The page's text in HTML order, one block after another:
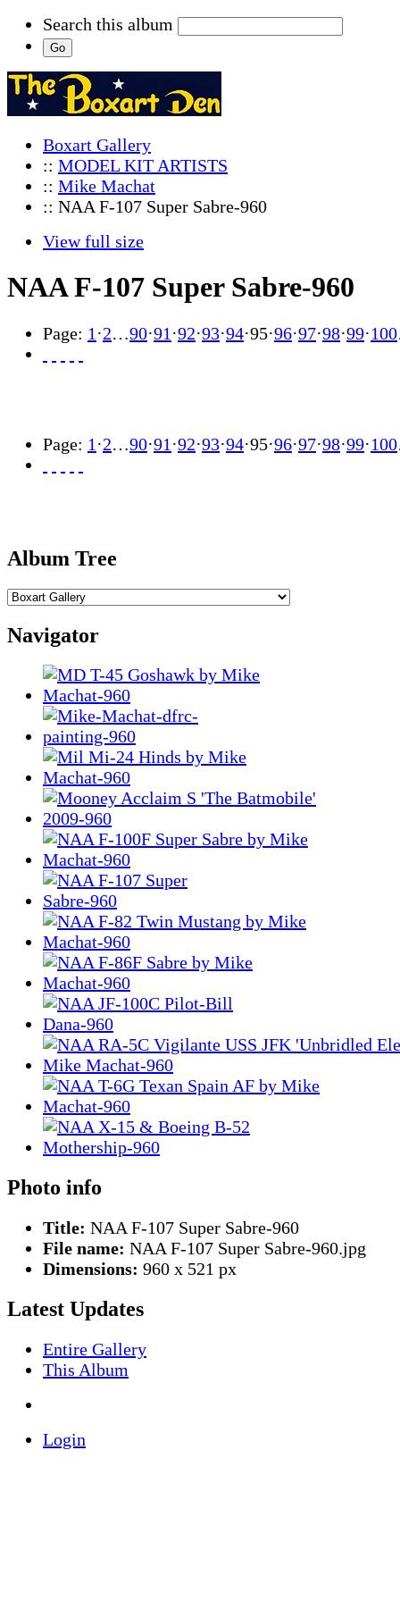
Search this album
Boxart Gallery
:: MODEL KIT ARTISTS
:: Mike Machat
:: NAA F-107 Super Sabre-960
View full size
NAA F-107 Super Sabre-960
Page: 1 ·2…90·91 ·92·93·94·95·96·97·98·99·100
Page: 1 ·2…90·91 ·92·93·94·95·96·97·98·99·100
Album Tree
Navigator
Photo info
Title: NAA F-107 Super Sabre-960
File name: NAA F-107 Super Sabre-960.jpg
Dimensions: 960 x 521 px
Latest Updates
Entire Gallery
This Album
Login